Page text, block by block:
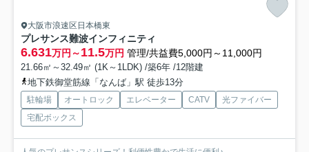
大阪市浪速区日本橋東
プレサンス難波インフィニティ
6.631万円～11.5万円 管理/共益費5,000円～11,000円
21.66㎡～32.49㎡ (1K～1LDK) /築6年 /12階建
地下鉄御堂筋線「なんば」駅 徒歩13分
駐輪場 オートロック エレベーター CATV
光ファイバー
宅配ボックス